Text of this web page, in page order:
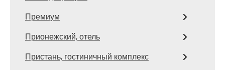
Премиум
Прионежский, отель
Пристань, гостиничный комплекс